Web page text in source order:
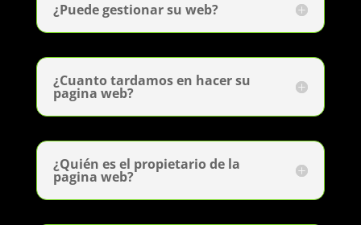
¿Puede gestionar su web?
¿Cuanto tardamos en hacer su
pagina web?
¿Quién es el propietario de la
pagina web?